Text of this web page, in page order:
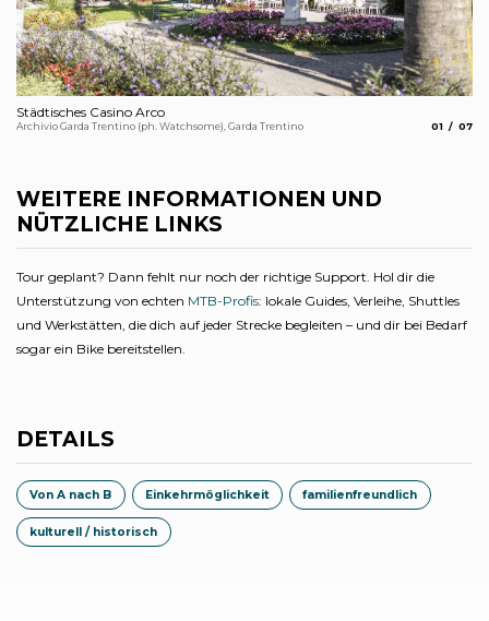
Städtisches Casino Arco
Archivio Garda Trentino (ph. Watchsome), Garda Trentino 01 07
WEITERE INFORMATIONEN UND
NÜTZLICHE LINKS
Tour geplant? Dann fehlt nur noch der richtige Support. Hol dir die
Unterstützung von echten MTB-Profis: lokale Guides, Verleihe, Shuttles
und Werkstätten, die dich auf jeder Strecke begleiten – und dir bei Bedarf
sogar ein Bike bereitstellen.
DETAILS
Von A nach B Einkehrmöglichkeit familienfreundlich
kulturell / historisch